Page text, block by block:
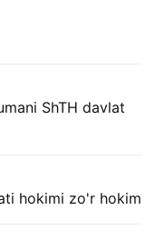
ShTH davlat
hokimi zo'r hokim